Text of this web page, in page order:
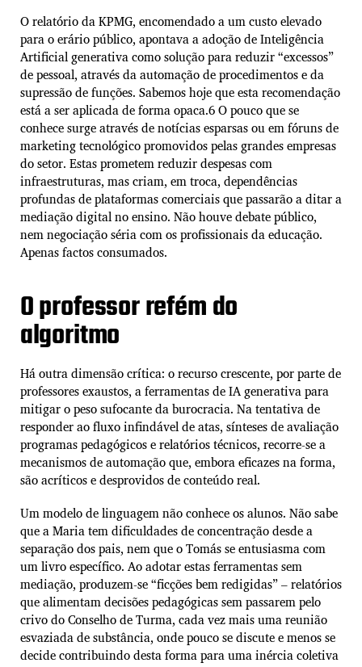
O relatório da KPMG, encomendado a um custo elevado
para o erário público, apontava a adoção de Inteligência
Artificial generativa como solução para reduzir “excessos”
de pessoal, através da automação de procedimentos e da
supressão de funções. Sabemos hoje que esta recomendação
está a ser aplicada de forma opaca.6 O pouco que se
conhece surge através de notícias esparsas ou em fóruns de
marketing tecnológico promovidos pelas grandes empresas
do setor. Estas prometem reduzir despesas com
infraestruturas, mas criam, em troca, dependências
profundas de plataformas comerciais que passarão a ditar a
mediação digital no ensino. Não houve debate público,
nem negociação séria com os profissionais da educação.
Apenas factos consumados.
O professor refém do
algoritmo
Há outra dimensão crítica: o recurso crescente, por parte de
professores exaustos, a ferramentas de IA generativa para
mitigar o peso sufocante da burocracia. Na tentativa de
responder ao fluxo infindável de atas, sínteses de avaliação
programas pedagógicos e relatórios técnicos, recorre-se a
mecanismos de automação que, embora eficazes na forma,
são acríticos e desprovidos de conteúdo real.
Um modelo de linguagem não conhece os alunos. Não sabe
que a Maria tem dificuldades de concentração desde a
separação dos pais, nem que o Tomás se entusiasma com
um livro específico. Ao adotar estas ferramentas sem
mediação, produzem-se “ficções bem redigidas” – relatórios
que alimentam decisões pedagógicas sem passarem pelo
crivo do Conselho de Turma, cada vez mais uma reunião
esvaziada de substância, onde pouco se discute e menos se
decide contribuindo desta forma para uma inércia coletiva